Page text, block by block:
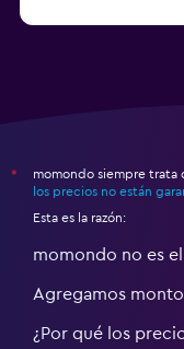
*
momondo siempre trata
los precios no están
Esta es la razón:
momondo no es
Agregamos
¿Por qué los